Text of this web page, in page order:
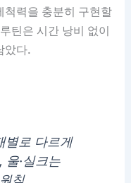
척력을 충분히 구현할
틴은 시간 낭비 없이
았다.
별로 다르게
·실크는
칙